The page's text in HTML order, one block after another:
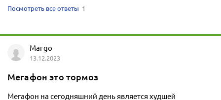
Посмотреть все ответы 1
Margo
13.12.2023
Мегафон это тормоз
Мегафон на сегодняшний день является худшей